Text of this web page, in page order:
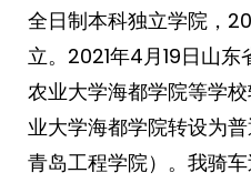
全日制本科独立学院，
立。2021年4月19日山
农业大学海都学院等学
业大学海都学院转设为
青岛工程学院）。我骑